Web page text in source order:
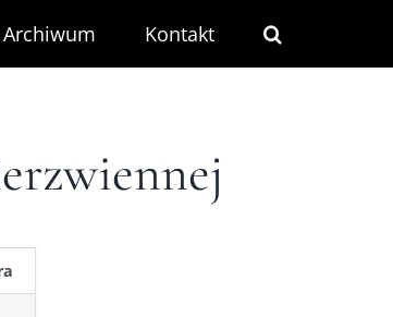
Archiwum Kontakt